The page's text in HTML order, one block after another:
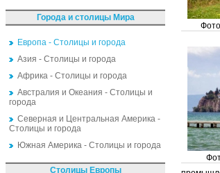
Города и столицы Мира
Европа - Столицы и города
Азия - Столицы и города
Африка - Столицы и города
Австралия и Океания - Столицы и
города
Северная и Центральная Америка -
Столицы и города
Южная Америка - Столицы и города
Столицы Европы